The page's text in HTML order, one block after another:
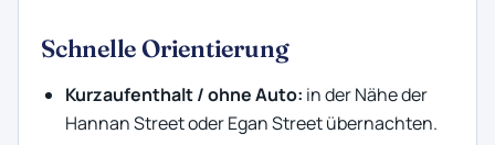
Schnelle Orientierung
Kurzaufenthalt / ohne Auto: in der Nähe der
Hannan Street oder Egan Street übernachten.